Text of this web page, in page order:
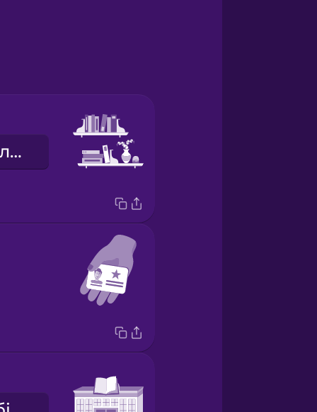
книжкова полиця